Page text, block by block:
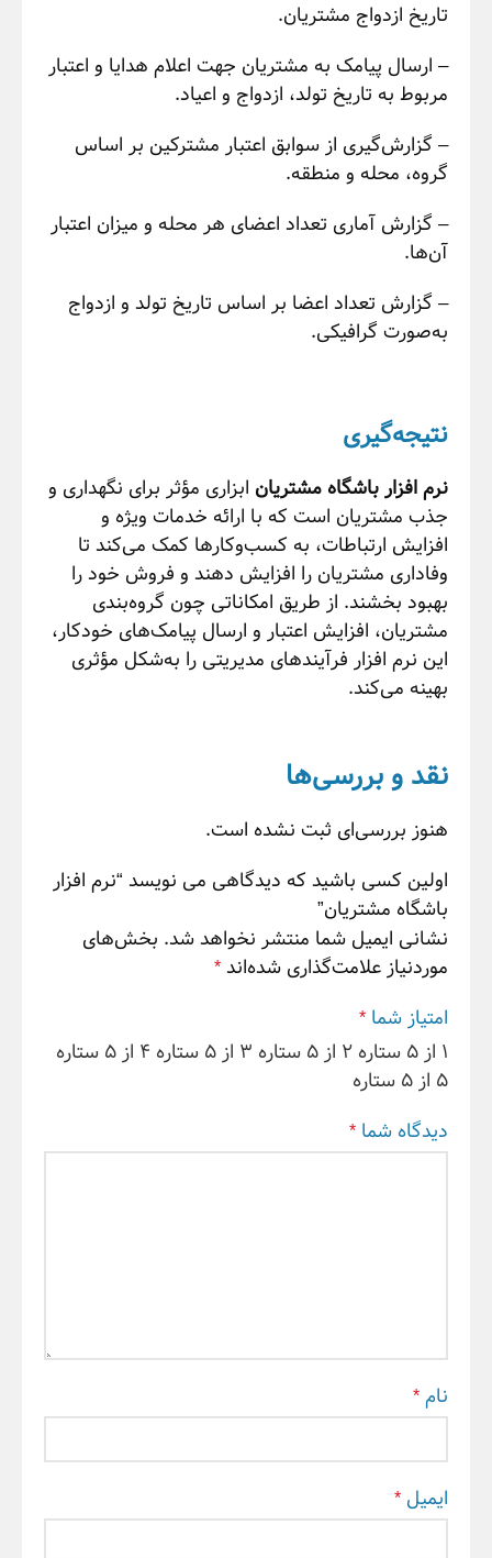
تاریخ ازدواج مشتریان.
– ارسال پیامک به مشتریان جهت اعلام هدایا و اعتبار
مربوط به تاریخ تولد، ازدواج و اعیاد.
– گزارش‌گیری از سوابق اعتبار مشترکین بر اساس
گروه، محله و منطقه.
– گزارش آماری تعداد اعضای هر محله و میزان اعتبار
آن‌ها.
– گزارش تعداد اعضا بر اساس تاریخ تولد و ازدواج
به‌صورت گرافیکی.
نتیجه‌گیری
نرم افزار باشگاه مشتریان ابزاری مؤثر برای نگهداری و
جذب مشتریان است که با ارائه خدمات ویژه و
افزایش ارتباطات، به کسب‌وکارها کمک می‌کند تا
وفاداری مشتریان را افزایش دهند و فروش خود را
بهبود بخشند. از طریق امکاناتی چون گروه‌بندی
مشتریان، افزایش اعتبار و ارسال پیامک‌های خودکار،
این نرم افزار فرآیندهای مدیریتی را به‌شکل مؤثری
بهینه می‌کند.
نقد و بررسی‌ها
هنوز بررسی‌ای ثبت نشده است.
اولین کسی باشید که دیدگاهی می نویسد “نرم افزار
باشگاه مشتریان”
نشانی ایمیل شما منتشر نخواهد شد. بخش‌های
موردنیاز علامت‌گذاری شده‌اند*
امتیاز شما *
۱ از ۵ ستاره ۲ از ۵ ستاره ۳ از ۵ ستاره
۴ از ۵ ستاره
۵ از ۵ ستاره
دیدگاه شما *
نام*
ایمیل *